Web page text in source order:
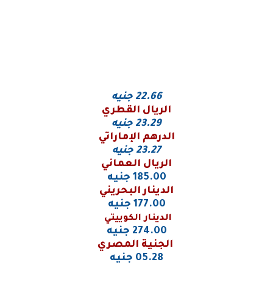
22.66 جنيه
الريال القطري
23.29 جنيه
الدرهم الإماراتي
23.27 جنيه
الريال العماني
185.00 جنيه
الدينار البحريني
177.00 جنيه
الدينار الكوييتي
274.00 جنيه
الجنية المصري
05.28 جنيه